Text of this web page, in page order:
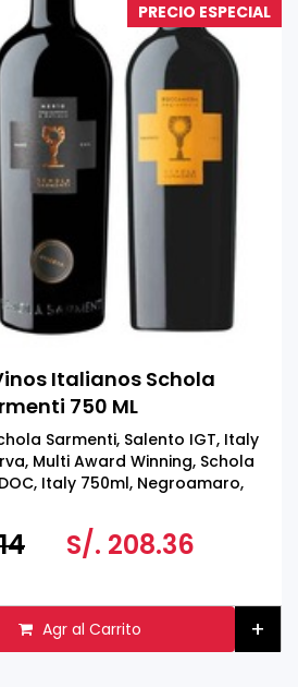
PRECIO ESPECIAL
Italianos Schola
750 ML
Sarmenti, Salento IGT, Italy
Multi Award Winning, Schola
Italy 750ml, Negroamaro,
S/. 208.36
Agr al Carrito +